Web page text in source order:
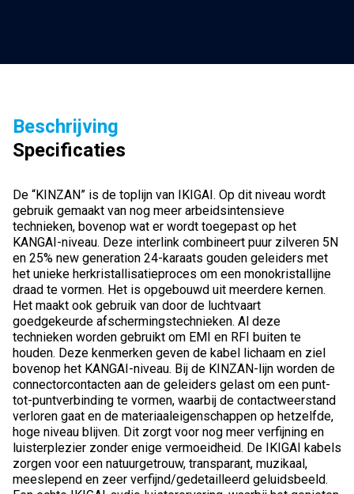
stereoset
vanaf
0,75
aantal
Beschrijving
Specificaties
De “KINZAN” is de toplijn van IKIGAI. Op dit niveau wordt
gebruik gemaakt van nog meer arbeidsintensieve
technieken, bovenop wat er wordt toegepast op het
KANGAI-niveau. Deze interlink combineert puur zilveren 5N
en 25% new generation 24-karaats gouden geleiders met
het unieke herkristallisatieproces om een monokristallijne
draad te vormen. Het is opgebouwd uit meerdere kernen.
Het maakt ook gebruik van door de luchtvaart
goedgekeurde afschermingstechnieken. Al deze
technieken worden gebruikt om EMI en RFI buiten te
houden. Deze kenmerken geven de kabel lichaam en ziel
bovenop het KANGAI-niveau. Bij de KINZAN-lijn worden de
connectorcontacten aan de geleiders gelast om een punt-
tot-puntverbinding te vormen, waarbij de contactweerstand
verloren gaat en de materiaaleigenschappen op hetzelfde,
hoge niveau blijven. Dit zorgt voor nog meer verfijning en
luisterplezier zonder enige vermoeidheid. De IKIGAI kabels
zorgen voor een natuurgetrouw, transparant, muzikaal,
meeslepend en zeer verfijnd/gedetailleerd geluidsbeeld.